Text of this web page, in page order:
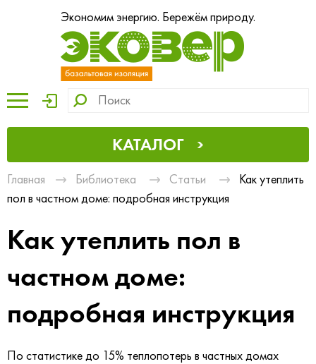
Экономим энергию. Бережём природу.
КАТАЛОГ
Главная Библиотека Статьи
Как утеплить
пол в частном доме: подробная инструкция
Как утеплить пол в
частном доме:
подробная инструкция
По статистике до 15% теплопотерь в частных домах